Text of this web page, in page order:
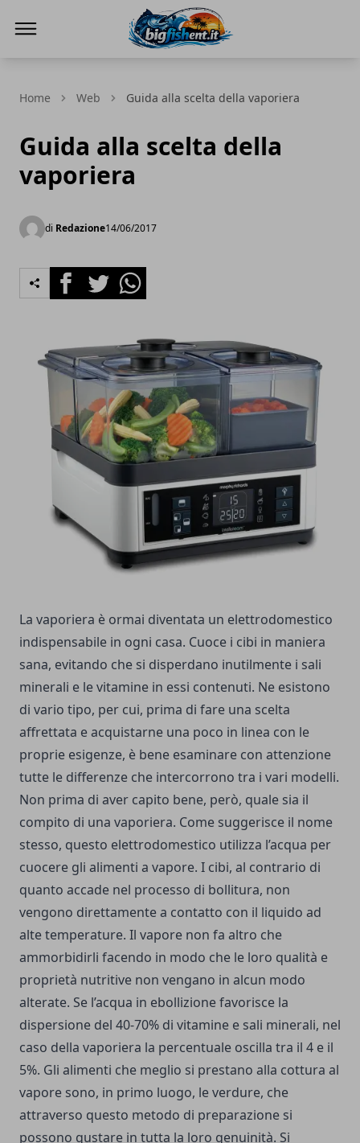
Home Web Guida alla scelta della vaporiera
Guida alla scelta della
vaporiera
di Redazione14/06/2017
FacebookTwitterWhatsapp
La vaporiera è ormai diventata un elettrodomestico
indispensabile in ogni casa. Cuoce i cibi in maniera
sana, evitando che si disperdano inutilmente i sali
minerali e le vitamine in essi contenuti. Ne esistono
di vario tipo, per cui, prima di fare una scelta
affrettata e acquistarne una poco in linea con le
proprie esigenze, è bene esaminare con attenzione
tutte le differenze che intercorrono tra i vari modelli.
Non prima di aver capito bene, però, quale sia il
compito di una vaporiera. Come suggerisce il nome
stesso, questo elettrodomestico utilizza l’acqua per
cuocere gli alimenti a vapore. I cibi, al contrario di
quanto accade nel processo di bollitura, non
vengono direttamente a contatto con il liquido ad
alte temperature. Il vapore non fa altro che
ammorbidirli facendo in modo che le loro qualità e
proprietà nutritive non vengano in alcun modo
alterate. Se l’acqua in ebollizione favorisce la
dispersione del 40-70% di vitamine e sali minerali, nel
caso della vaporiera la percentuale oscilla tra il 4 e il
5%. Gli alimenti che meglio si prestano alla cottura al
vapore sono, in primo luogo, le verdure, che
attraverso questo metodo di preparazione si
possono gustare in tutta la loro genuinità. Si